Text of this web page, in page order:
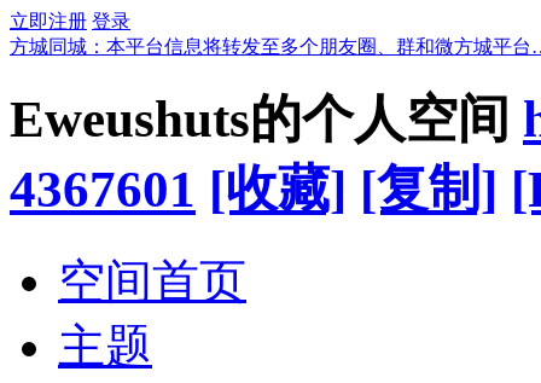
立即注册 登录
方城同城：本平台信息将转发至多个朋友圈、群和微方城平
Eweushuts的个人空间
4367601 [收藏] [复制]
空间首页
主题